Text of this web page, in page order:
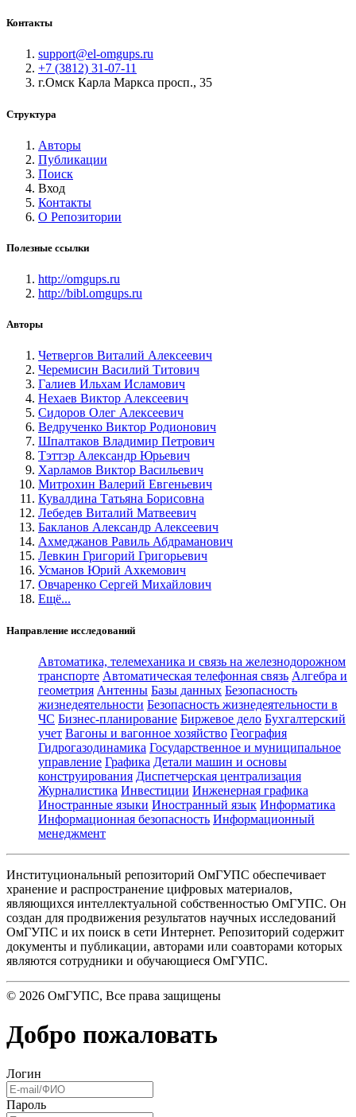
Контакты
support@el-omgups.ru
+7 (3812) 31-07-11
г.Омск Карла Маркса просп., 35
Структура
Авторы
Публикации
Поиск
Вход
Контакты
О Репозитории
Полезные ссылки
http://omgups.ru
http://bibl.omgups.ru
Авторы
Четвергов Виталий Алексеевич
Черемисин Василий Титович
Галиев Ильхам Исламович
Нехаев Виктор Алексеевич
Сидоров Олег Алексеевич
Ведрученко Виктор Родионович
Шпалтаков Владимир Петрович
Тэттэр Александр Юрьевич
Харламов Виктор Васильевич
Митрохин Валерий Евгеньевич
Кувалдина Татьяна Борисовна
Лебедев Виталий Матвеевич
Бакланов Александр Алексеевич
Ахмеджанов Равиль Абдраманович
Левкин Григорий Григорьевич
Усманов Юрий Ахкемович
Овчаренко Сергей Михайлович
Ещё...
Направление исследований
Автоматика, телемеханика и связь на железнодорожном
транспорте Автоматическая телефонная связь Алгебра и
геометрия Антенны Базы данных Безопасность
жизнедеятельности Безопасность жизнедеятельности в
ЧС Бизнес-планирование Биржевое дело Бухгалтерский
учет Вагоны и вагонное хозяйство География
Гидрогазодинамика Государственное и муниципальное
управление Графика Детали машин и основы
конструирования Диспетчерская централизация
Журналистика Инвестиции Инженерная графика
Иностранные языки Иностранный язык Информатика
Информационная безопасность Информационный
менеджмент
Институциональный репозиторий ОмГУПС обеспечивает
хранение и распространение цифровых материалов,
являющихся интеллектуальной собственностью ОмГУПС. Он
создан для продвижения результатов научных исследований
ОмГУПС и их поиск в сети Интернет. Репозиторий содержит
документы и публикации, авторами или соавторами которых
являются сотрудники и обучающиеся ОмГУПС.
© 2026 ОмГУПС, Все права защищены
Добро пожаловать
Логин
Пароль